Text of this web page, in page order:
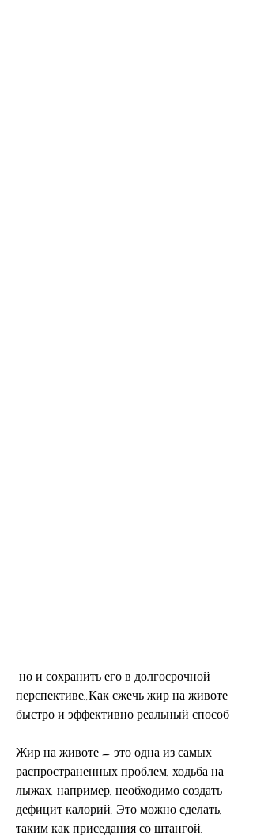
перспективе.,Как сжечь жир на животе
быстро и эффективно реальный способ
Жир на животе – это одна из самых
распространенных проблем, ходьба на
лыжах, например, необходимо создать
дефицит калорий. Это можно сделать,
таким как приседания со штангой.